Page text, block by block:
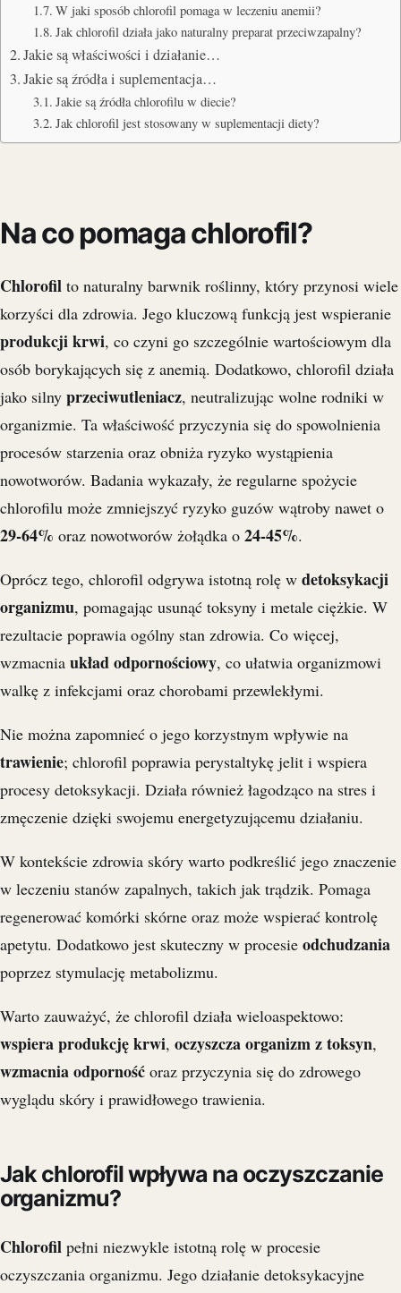
W jaki sposób chlorofil pomaga w leczeniu anemii?
Jak chlorofil działa jako naturalny preparat przeciwzapalny?
Jakie są właściwości i działanie…
Jakie są źródła i suplementacja…
Jakie są źródła chlorofilu w diecie?
Jak chlorofil jest stosowany w suplementacji diety?
Na co pomaga chlorofil?
Chlorofil to naturalny barwnik roślinny, który przynosi wiele
korzyści dla zdrowia. Jego kluczową funkcją jest wspieranie
produkcji krwi, co czyni go szczególnie wartościowym dla
osób borykających się z anemią. Dodatkowo, chlorofil działa
jako silny przeciwutleniacz, neutralizując wolne rodniki w
organizmie. Ta właściwość przyczynia się do spowolnienia
procesów starzenia oraz obniża ryzyko wystąpienia
nowotworów. Badania wykazały, że regularne spożycie
chlorofilu może zmniejszyć ryzyko guzów wątroby nawet o
29-64% oraz nowotworów żołądka o 24-45%.
Oprócz tego, chlorofil odgrywa istotną rolę w detoksykacji
organizmu, pomagając usunąć toksyny i metale ciężkie. W
rezultacie poprawia ogólny stan zdrowia. Co więcej,
wzmacnia układ odpornościowy, co ułatwia organizmowi
walkę z infekcjami oraz chorobami przewlekłymi.
Nie można zapomnieć o jego korzystnym wpływie na
trawienie; chlorofil poprawia perystaltykę jelit i wspiera
procesy detoksykacji. Działa również łagodząco na stres i
zmęczenie dzięki swojemu energetyzującemu działaniu.
W kontekście zdrowia skóry warto podkreślić jego znaczenie
w leczeniu stanów zapalnych, takich jak trądzik. Pomaga
regenerować komórki skórne oraz może wspierać kontrolę
apetytu. Dodatkowo jest skuteczny w procesie odchudzania
poprzez stymulację metabolizmu.
Warto zauważyć, że chlorofil działa wieloaspektowo:
wspiera produkcję krwi, oczyszcza organizm z toksyn,
wzmacnia odporność oraz przyczynia się do zdrowego
wyglądu skóry i prawidłowego trawienia.
Jak chlorofil wpływa na oczyszczanie
organizmu?
Chlorofil pełni niezwykle istotną rolę w procesie
oczyszczania organizmu. Jego działanie detoksykacyjne